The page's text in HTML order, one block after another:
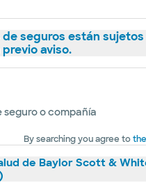
seguros están sujetos
aviso.
seguro o compañía
By searching you agree to
de Baylor Scott &